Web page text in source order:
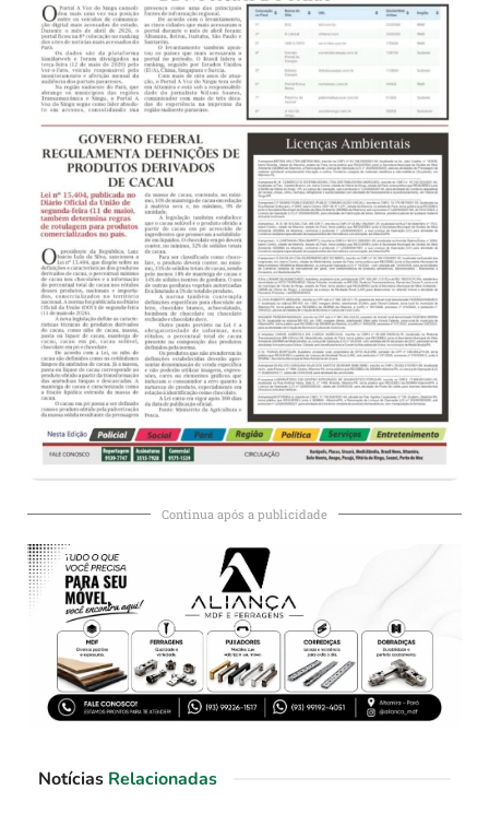
Continua após a publicidade
Notícias Relacionadas